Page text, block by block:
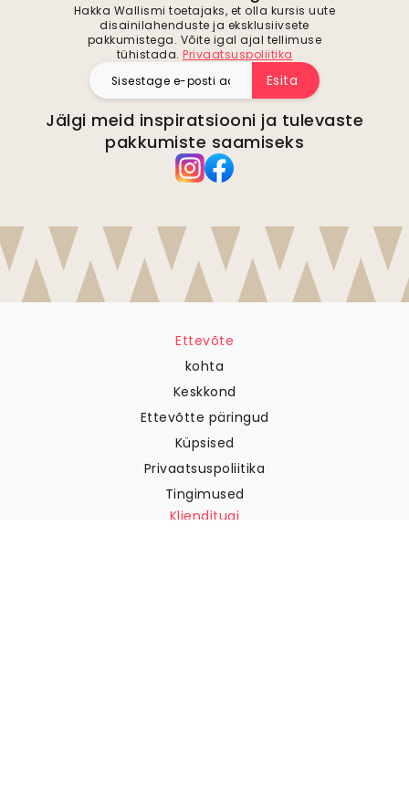
Hakka Wallismi toetajaks, et olla kursis uute
disainilahenduste ja eksklusiivsete
pakkumistega. Võite igal ajal tellimuse
tühistada. Privaatsuspoliitika
Esita
Jälgi meid inspiratsiooni ja tulevaste
pakkumiste saamiseks
Ettevõte
kohta
Keskkond
Ettevõtte päringud
Küpsised
Privaatsuspoliitika
Tingimused
Klienditugi